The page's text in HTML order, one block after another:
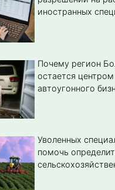
иностранных
Почему регион
остается центром
автоугонного
Уволенных
помочь